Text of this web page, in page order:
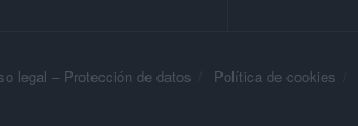
legal – Protección de datos Política de cookies